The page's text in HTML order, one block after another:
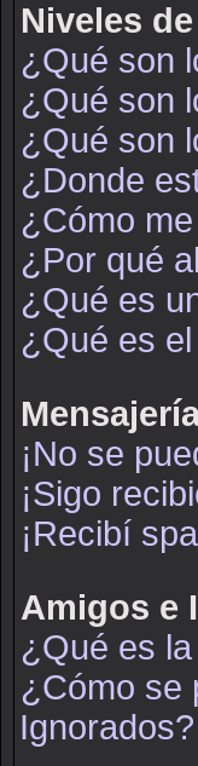
Niveles
¿Qué son
¿Qué son
¿Qué son
¿Donde
¿Cómo
¿Por qué
¿Qué es
¿Qué es
¡No se
¡Sigo
¡Recibí
Amigos e
¿Qué es
¿Cómo se
Ignorados?